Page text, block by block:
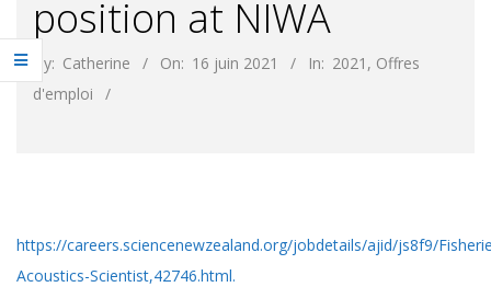
position at NIWA
By: Catherine On: 16 juin 2021 In: 2021 , Offres
d'emploi
https://careers.sciencenewzealand.org/jobdetails/ajid/js8f9/
Acoustics-Scientist,42746.html.